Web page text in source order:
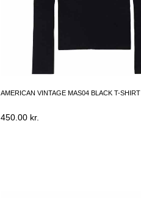
AMERICAN VINTAGE MAS04 BLACK T-SHIRT
450.00 kr.